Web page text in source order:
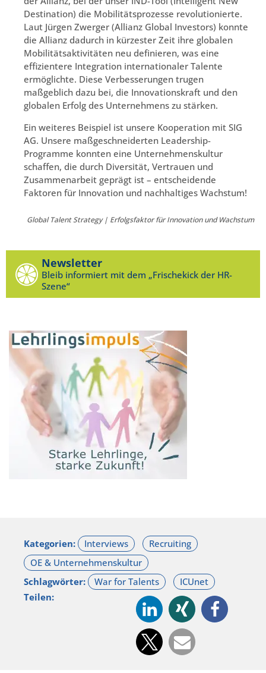
Destination) die Mobilitätsprozesse revolutionierte.
Laut Jürgen Zwerger (Allianz Global Investors) konnte
die Allianz dadurch in kürzester Zeit ihre globalen
Mobilitätsaktivitäten neu definieren, was eine
effizientere Integration internationaler Talente
ermöglichte. Diese Verbesserungen trugen
maßgeblich dazu bei, die Innovationskraft und den
globalen Erfolg des Unternehmens zu stärken.
Ein weiteres Beispiel ist unsere Kooperation mit SIG
AG. Unsere maßgeschneiderten Leadership-
Programme konnten eine Unternehmenskultur
schaffen, die durch Diversität, Vertrauen und
Zusammenarbeit geprägt ist – entscheidende
Faktoren für Innovation und nachhaltiges Wachstum!
Global Talent Strategy | Erfolgsfaktor für Innovation und Wachstum
Newsletter
Bleib informiert mit dem „Frischekick der HR-
Szene“
Kategorien:
Schlagwörter:
Teilen: